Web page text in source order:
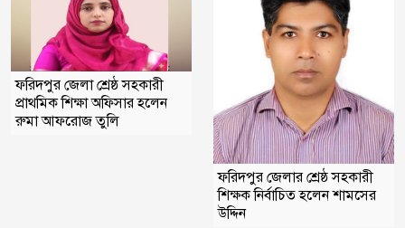
ফরিদপুর জেলা শ্রেষ্ঠ সহকারী
প্রাথমিক শিক্ষা অফিসার হলেন
রুমা আফরোজ তুলি
ফরিদপুর জেলার শ্রেষ্ঠ সহকারী
শিক্ষক নির্বাচিত হলেন শামসের
উদ্দিন